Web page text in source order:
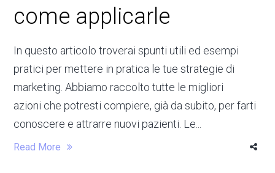
come applicarle
In questo articolo troverai spunti utili ed esempi
pratici per mettere in pratica le tue strategie di
marketing. Abbiamo raccolto tutte le migliori
azioni che potresti compiere, già da subito, per farti
conoscere e attrarre nuovi pazienti. Le...
Read More